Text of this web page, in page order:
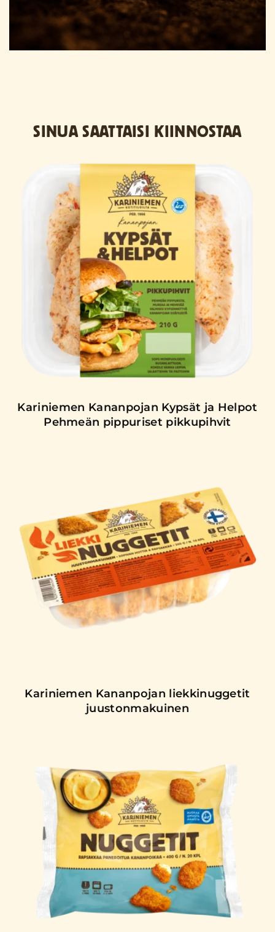
SINUA SAATTAISI KIINNOSTAA
Kariniemen Kananpojan Kypsät ja Helpot
Pehmeän pippuriset pikkupihvit
Kariniemen Kananpojan liekkinuggetit
juustonmakuinen